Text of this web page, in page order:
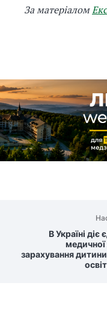
За матеріалом
В Україні
медичної
зарахування